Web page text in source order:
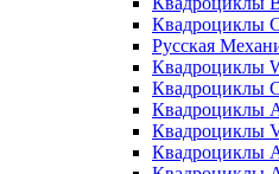
Квадроциклы
Русская
Квадроциклы
Квадроциклы
Квадроциклы
Квадроциклы
Квадроциклы